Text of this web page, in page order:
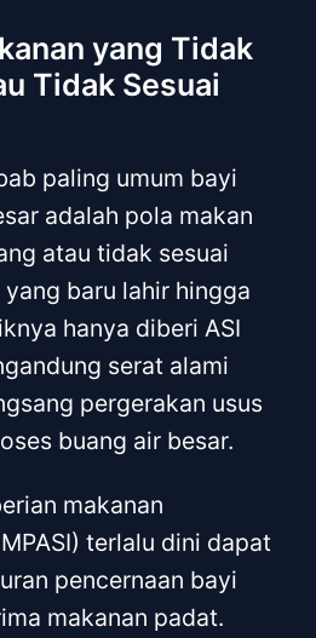
yang Tidak
Tidak Sesuai
paling umum bayi
adalah pola makan
atau tidak sesuai
baru lahir hingga
hanya diberi ASI
serat alami
pergerakan usus
buang air besar.
makanan
terlalu dini dapat
pencernaan bayi
makanan padat.